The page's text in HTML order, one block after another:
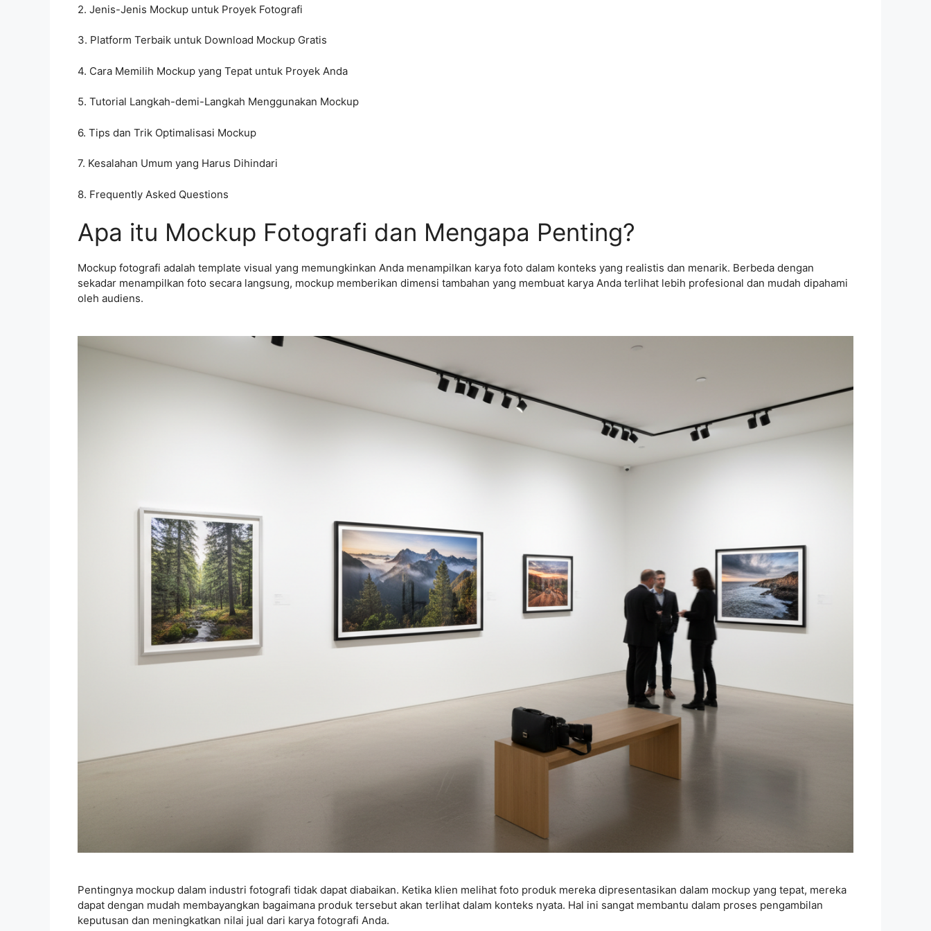
2. Jenis-Jenis Mockup untuk Proyek Fotografi
3. Platform Terbaik untuk Download Mockup Gratis
4. Cara Memilih Mockup yang Tepat untuk Proyek Anda
5. Tutorial Langkah-demi-Langkah Menggunakan Mockup
6. Tips dan Trik Optimalisasi Mockup
7. Kesalahan Umum yang Harus Dihindari
8. Frequently Asked Questions
Apa itu Mockup Fotografi dan Mengapa Penting?
Mockup fotografi adalah template visual yang memungkinkan Anda menampilkan karya foto dalam konteks yang realistis dan menarik. Berbeda dengan
sekadar menampilkan foto secara langsung, mockup memberikan dimensi tambahan yang membuat karya Anda terlihat lebih profesional dan mudah dipahami
oleh audiens.
Pentingnya mockup dalam industri fotografi tidak dapat diabaikan. Ketika klien melihat foto produk mereka dipresentasikan dalam mockup yang tepat, mereka
dapat dengan mudah membayangkan bagaimana produk tersebut akan terlihat dalam konteks nyata. Hal ini sangat membantu dalam proses pengambilan
keputusan dan meningkatkan nilai jual dari karya fotografi Anda.